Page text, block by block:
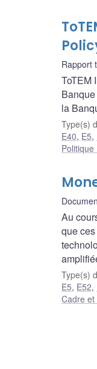
Rapport
ToTEM
la
Type(s)
E40, E5,
Au
que
Type(s)
E5, E52,
Cadre